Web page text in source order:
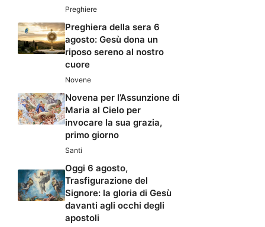
Preghiere
Preghiera della sera 6
agosto: Gesù dona un
riposo sereno al nostro
cuore
Novene
Novena per l’Assunzione di
Maria al Cielo per
invocare la sua grazia,
primo giorno
Santi
Oggi 6 agosto,
Trasfigurazione del
Signore: la gloria di Gesù
davanti agli occhi degli
apostoli